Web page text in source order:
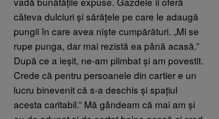
câteva dulciuri și sărățele pe care le adaugă
pungii în care avea niște cumpărături. „Mi se
rupe punga, dar mai rezistă ea până acasă.”
După ce a ieșit, ne-am plimbat și am povestit.
Crede că pentru persoanele din cartier e un
lucru binevenit că s-a deschis și spațiul
acesta caritabil.” Mă gândeam că mai am și